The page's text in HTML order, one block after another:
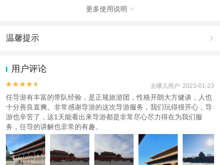
3、请保管好随身物品，尽量不要携带贵重物品，如在行程中遗失或
4、请妥善保管好门票，以备度假区内所需检验，门票当日一次进入
有效。
您的有效身份证件，并在报名时务必
确认所报姓名+电话一致无误，以免造成不必要损失，如因客人自身
原因造成损失，一切损失需客人自
负。请各位游客按照约定标准，如身高 年龄，为儿童报名，如因虚
报、隐瞒产生的一切后果敬请自负，
由此产生的相关损失也将由游客承担。
人群说明
收客标准：因服务能力所限，无法接待60周岁以上的旅游者报名出
游，孕妇不可参团，敬请谅解，
70周岁以上老年人需确保身体健康，签署免责协议，且有至少一名成
更多使用说明 
温馨提示 
动（如跳伞、潜水、滑雪等）前，请务必仔细阅读
2.为普及旅游安全知识及旅游文明公约，使您的旅程顺利圆满完成，
特制定《去哪儿网旅游安全手册》 ，请您认真阅读并切实遵守。
用户评论

 去哪儿用户 2023-01-23
任导游有丰富的带队经验，是正规旅游团，性格开朗大方健谈，人也
十分善良直爽。非常感谢导游的这次导游服务，我们玩得很开心，导
游也辛苦了，这1天能看出来导游都是非常尽心尽力得在为我们服
务，任导的讲解也非常的有趣。